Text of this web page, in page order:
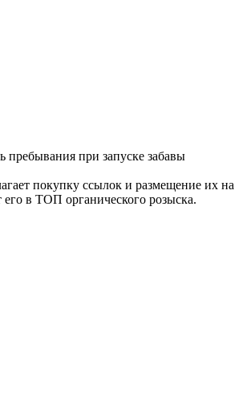
при запуске забавы
покупку ссылок и размещение их на
в ТОП органического розыска.